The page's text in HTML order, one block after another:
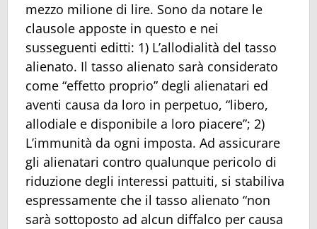
mezzo milione di lire. Sono da notare le
clausole apposte in questo e nei
susseguenti editti: 1) L’allodialità del tasso
alienato. Il tasso alienato sarà considerato
come “effetto proprio” degli alienatari ed
aventi causa da loro in perpetuo, “libero,
allodiale e disponibile a loro piacere”; 2)
L’immunità da ogni imposta. Ad assicurare
gli alienatari contro qualunque pericolo di
riduzione degli interessi pattuiti, si stabiliva
espressamente che il tasso alienato “non
sarà sottoposto ad alcun diffalco per causa